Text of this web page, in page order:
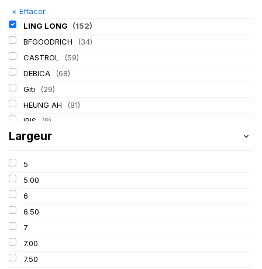
× Effacer
LING LONG
(152)
BFGOODRICH
(34)
CASTROL
(59)
DEBICA
(68)
Giti
(29)
HEUNG AH
(81)
IRIS
(8)
ITALMATIC
KLEBER (116)
LASSA
MICHELIN
MITAS
Mondolfo ferro
PIRELLI
PROMETEON
SCHRADER
Largeur
5
5.00
6
6.50
7
7.00
7.50